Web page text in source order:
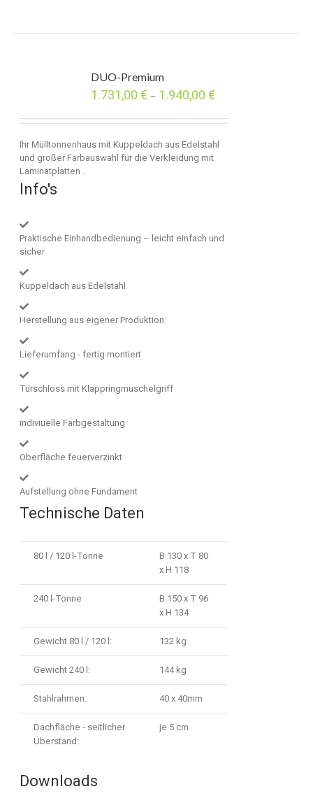
DUO-Premium
1.731,00 € – 1.940,00 €
Ihr Mülltonnenhaus mit Kuppeldach aus Edelstahl
und großer Farbauswahl für die Verkleidung mit
Laminatplatten .
Info's
Praktische Einhandbedienung – leicht einfach und
sicher
Kuppeldach aus Edelstahl
Herstellung aus eigener Produktion
Lieferumfang - fertig montiert
Türschloss mit Klappringmuschelgriff
indiviuelle Farbgestaltung
Oberfläche feuerverzinkt
Aufstellung ohne Fundament
Technische Daten
80 l / 120 l-Tonne
B 130 x T 80
x H 118
240 l-Tonne
B 150 x T 96
x H 134
Gewicht 80 l / 120 l: 132 kg
Gewicht 240 l: 144 kg
Stahlrahmen: 40 x 40mm
Dachfläche - seitlicher
Überstand:
je 5 cm
Downloads